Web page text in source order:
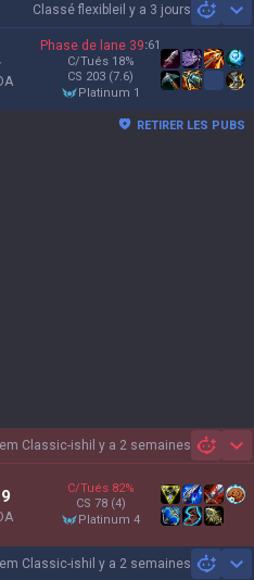
Classé flexibleil y a 3 jours
Phase de lane 39:61
C/Tués 18%
CS 203 (7.6)
platinum 1
RETIRER LES PUBS
Classic-ishil y a 2 semaines
C/Tués 82%
CS 78 (4)
platinum 4
Classic-ishil y a 2 semaines